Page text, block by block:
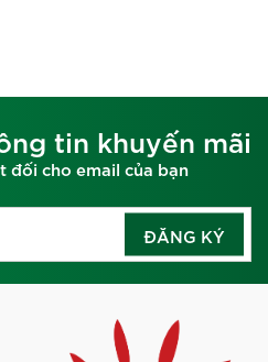
tin khuyến mãi
đối cho email của bạn
ĐĂNG KÝ